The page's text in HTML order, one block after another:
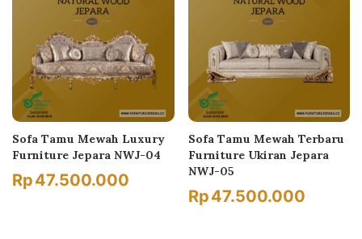
Sofa Tamu Mewah Luxury
Furniture Jepara NWJ-04
Rp47.500.000
Sofa Tamu Mewah Terbaru
Furniture Ukiran Jepara
NWJ-05
Rp47.500.000